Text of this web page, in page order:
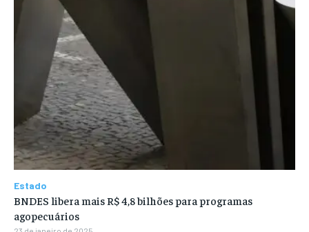
Estado
BNDES libera mais R$ 4,8 bilhões para programas
agopecuários